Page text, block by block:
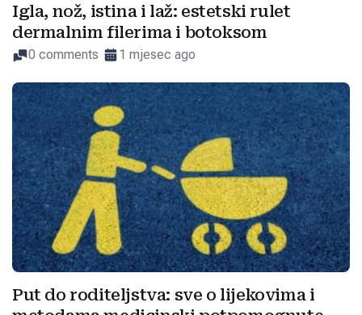
Igla, nož, istina i laž: estetski rulet
dermalnim filerima i botoksom
0 comments 1 mjesec ago
Put do roditeljstva: sve o lijekovima i